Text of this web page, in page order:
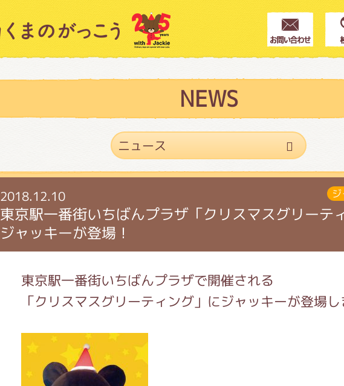
NEWS
2018.12.10
東京駅一番街いちばんプラザ「クリスマスグリーテ
ジャッキーが登場！
東京駅一番街いちばんプラザで開催される
「クリスマスグリーティング」にジャッキーが登場
キャラクター紹介
スタッフブログ
絵本・作家紹介
ミュージカル・コンサート